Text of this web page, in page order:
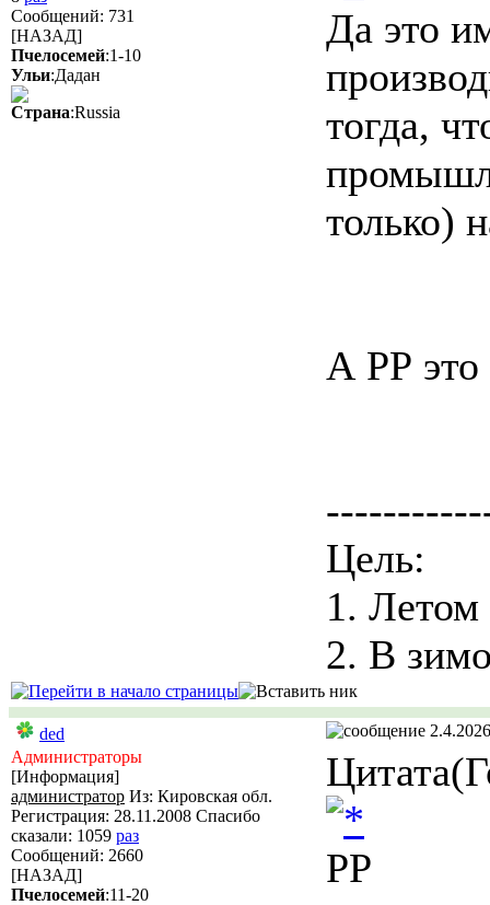
Сообщений: 731
[НАЗАД]
Пчелосемей:1-10
Ульи:Дадан
Страна:Russia
Да это
тогда,
только)
А РР это
Цель:
1.
2. В
ded
Администраторы
[Информация]
администратор Из: Кировская обл.
Регистрация: 28.11.2008 Спасибо
сказали: 1059 раз
Сообщений: 2660
[НАЗАД]
Пчелосемей:11-20
РР